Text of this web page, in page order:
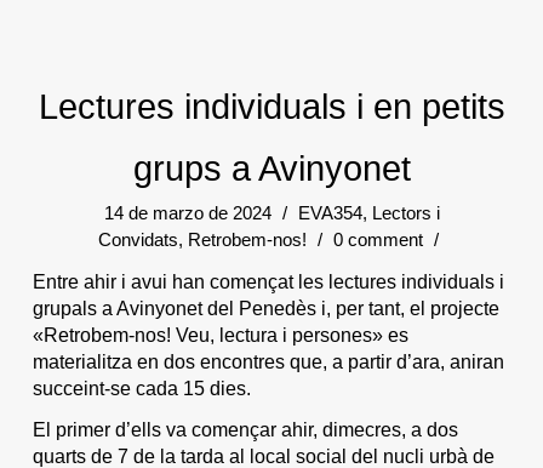
Lectures individuals i en petits
grups a Avinyonet
14 de marzo de 2024 / EVA354, Lectors i
Convidats, Retrobem-nos! / 0 comment /
Entre ahir i avui han començat les lectures individuals i
grupals a Avinyonet del Penedès i, per tant, el projecte
«Retrobem-nos! Veu, lectura i persones» es
materialitza en dos encontres que, a partir d’ara, aniran
succeint-se cada 15 dies.
El primer d’ells va començar ahir, dimecres, a dos
quarts de 7 de la tarda al local social del nucli urbà de